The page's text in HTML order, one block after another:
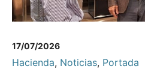
17/07/2026
Hacienda, Noticias, Portada